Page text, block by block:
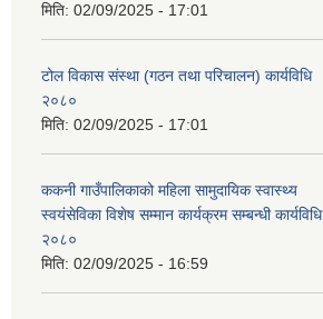
मिति: 02/09/2025 - 17:01
टोल विकास संस्था (गठन तथा परिचालन) कार्यविधि
२०८०
मिति: 02/09/2025 - 17:01
ककनी गाउँपालिकाको महिला सामुदायिक स्वास्थ्य
स्वयंसेविका विशेष सम्मान कार्यक्रम सम्बन्धी कार्यविधि
२०८०
मिति: 02/09/2025 - 16:59